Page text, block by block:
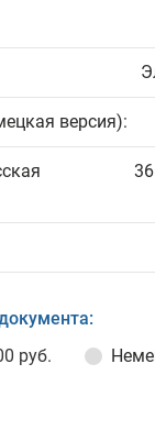
версия):
руб.